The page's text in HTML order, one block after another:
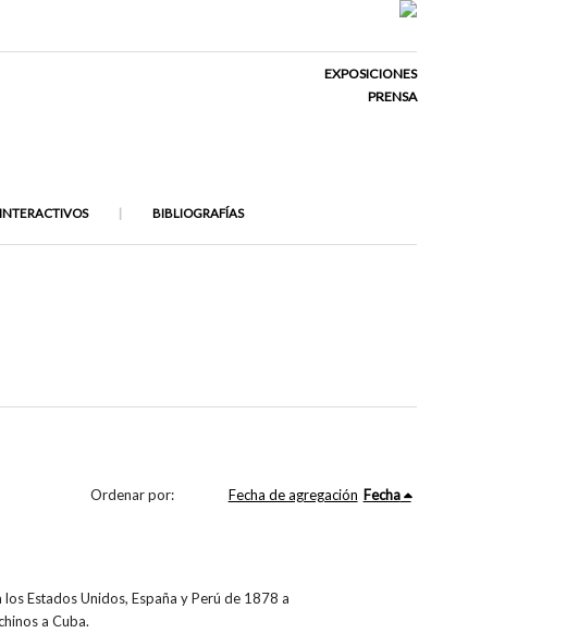
EXPOSICIONES
PRENSA
INTERACTIVOS BIBLIOGRAFÍAS
Ordenar por: Fecha de agregación Fecha
Estados Unidos, España y Perú de 1878 a
a Cuba.